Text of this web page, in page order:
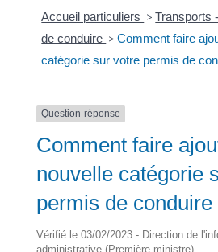
Accueil particuliers > Transports
de conduire > Comment faire
catégorie sur votre permis de
Question-réponse
Comment faire
nouvelle catégorie
permis de conduire
Vérifié le 03/02/2023 - Direction de
administrative (Première ministre)